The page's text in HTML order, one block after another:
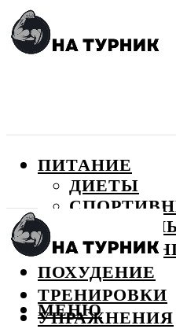
ПИТАНИЕ
ДИЕТЫ
ПОХУДЕНИЕ
ТРЕНИРОВКИ
УПРАЖНЕНИЯ
МЕНЮ